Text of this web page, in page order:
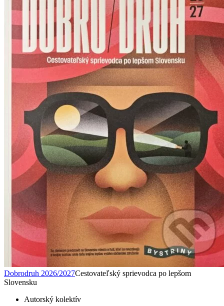
Dobrodruh 2026/2027Cestovateľský sprievodca po lepšom
Slovensku
Autorský kolektív